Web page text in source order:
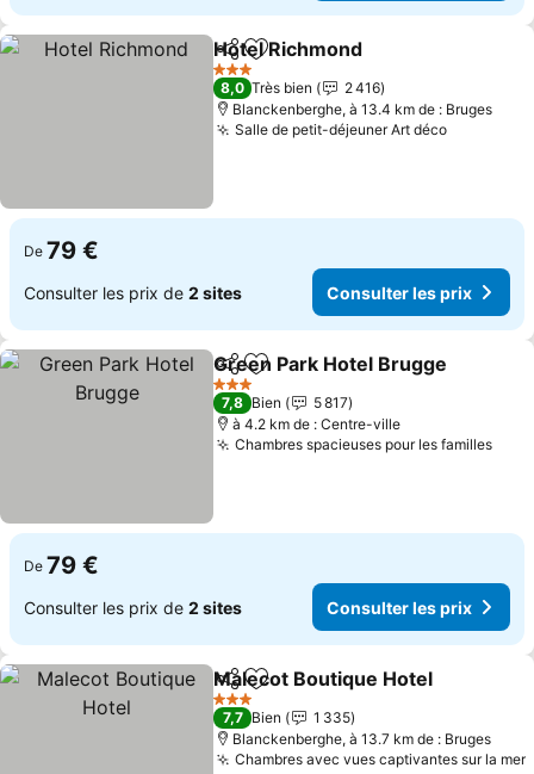
PartagerAjouter à mes favoris
Hotel Richmond
3 Étoiles
8,0 Très bien
2 416
Blanckenberghe, à 13.4 km de : Bruges
Salle de petit-déjeuner Art déco
De 79 €
Consulter les prix de 2 sites Consulter les prix
PartagerAjouter à mes favoris
Green Park Hotel Brugge
3 Étoiles
7,8 Bien
5 817
à 4.2 km de : Centre-ville
Chambres spacieuses pour les familles
De 79 €
Consulter les prix de 2 sites Consulter les prix
PartagerAjouter à mes favoris
Malecot Boutique Hotel
3 Étoiles
7,7 Bien
1 335
Blanckenberghe, à 13.7 km de : Bruges
Chambres avec vues captivantes sur la mer